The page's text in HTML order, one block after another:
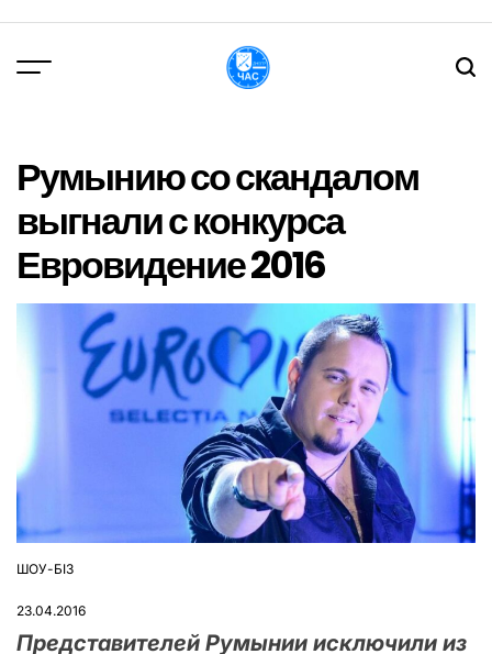
вмісту
Румынию со скандалом
выгнали с конкурса
Евровидение 2016
ОПУБЛІКУВАТИ
ШОУ-БІЗ
23.04.2016
Представителей Румынии исключили из